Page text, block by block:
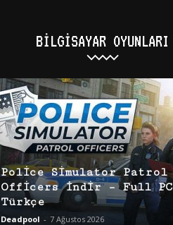
BILGISAYAR OYUNLARI
Police Simulator Patrol
Officers İndir – Full PC
Türkçe
Deadpool - 7 Ağustos 2026